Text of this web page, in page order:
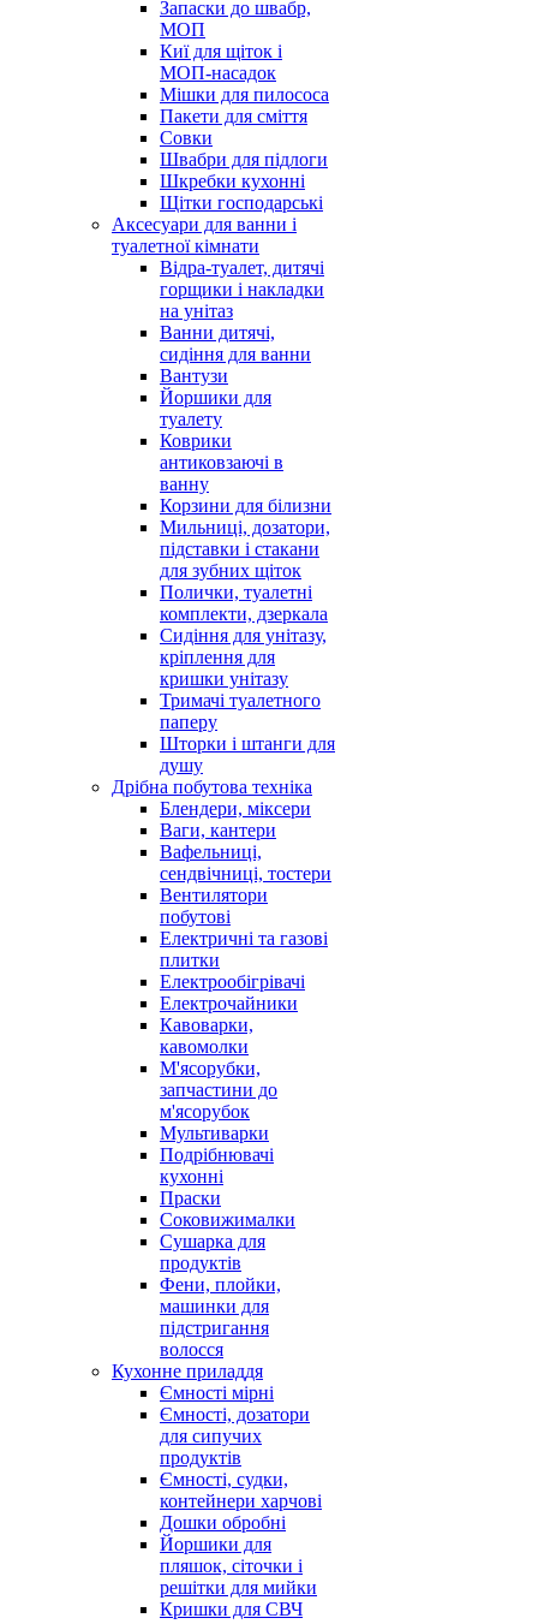
Запаски до швабр,
МОП
Киї для щіток і
МОП-насадок
Мішки для пилососа
Пакети для сміття
Совки
Швабри для підлоги
Шкребки кухонні
Щітки господарські
Аксесуари для ванни і
туалетної кімнати
Відра-туалет, дитячі
горщики і накладки
на унітаз
Ванни дитячі,
сидіння для ванни
Вантузи
Йоршики для
туалету
Коврики
антиковзаючі в
ванну
Корзини для білизни
Мильниці, дозатори,
підставки і стакани
для зубних щіток
Полички, туалетні
комплекти, дзеркала
Сидіння для унітазу,
кріплення для
кришки унітазу
Тримачі туалетного
паперу
Шторки і штанги для
душу
Дрібна побутова техніка
Блендери, міксери
Ваги, кантери
Вафельниці,
сендвічниці, тостери
Вентилятори
побутові
Електричні та газові
плитки
Електрообігрівачі
Електрочайники
Кавоварки,
кавомолки
М'ясорубки,
запчастини до
м'ясорубок
Мультиварки
Подрібнювачі
кухонні
Праски
Соковижималки
Сушарка для
продуктів
Фени, плойки,
машинки для
підстригання
волосся
Кухонне приладдя
Ємності мірні
Ємності, дозатори
для сипучих
продуктів
Ємності, судки,
контейнери харчові
Дошки обробні
Йоршики для
пляшок, сіточки і
решітки для мийки
Кришки для СВЧ